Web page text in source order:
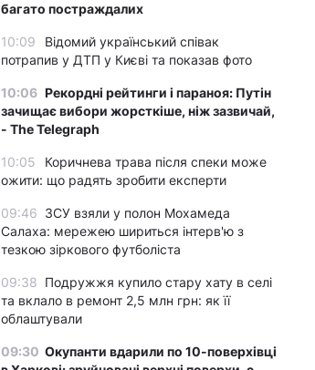
багато постраждалих
10:09
Відомий український співак
потрапив у ДТП у Києві та показав фото
10:06 Рекордні рейтинги і параноя: Путін
зачищає вибори жорсткіше, ніж зазвичай,
- The Telegraph
10:05
Коричнева трава після спеки може
ожити: що радять зробити експерти
09:46 ЗСУ взяли у полон Мохамеда
Салаха: мережею шириться інтерв'ю з
тезкою зіркового футболіста
09:38 Подружжя купило стару хату в селі
та вклало в ремонт 2,5 млн грн: як її
облаштували
09:30 Окупанти вдарили по 10-поверхівці